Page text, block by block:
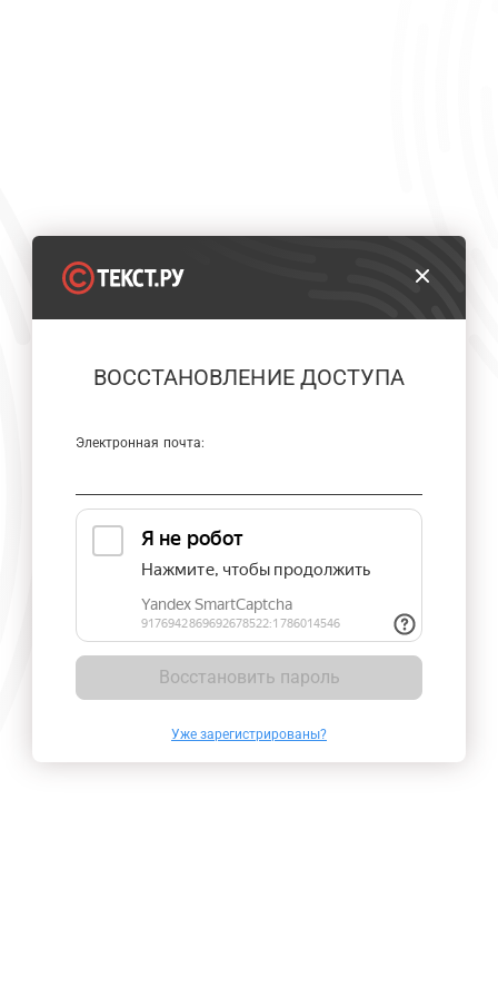
ВОССТАНОВЛЕНИЕ ДОСТУПА
Электронная почта:
Восстановить пароль
Уже зарегистрированы?